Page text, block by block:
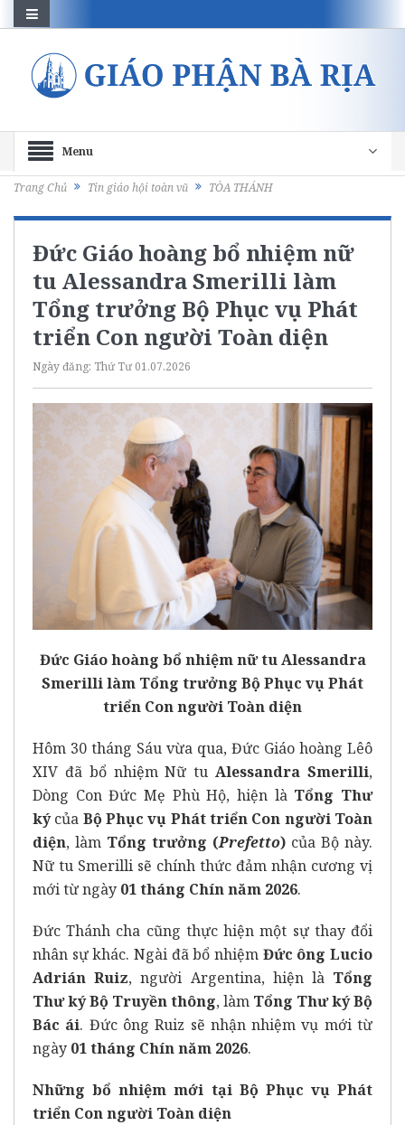
Menu
Trang Chủ Tin giáo hội toàn vũ TÒA THÁNH
Đức Giáo hoàng bổ nhiệm nữ
tu Alessandra Smerilli làm
Tổng trưởng Bộ Phục vụ Phát
triển Con người Toàn diện
Ngày đăng: Thứ Tư 01.07.2026
Đức Giáo hoàng bổ nhiệm nữ tu Alessandra
Smerilli làm Tổng trưởng Bộ Phục vụ Phát
triển Con người Toàn diện
Hôm 30 tháng Sáu vừa qua, Đức Giáo hoàng Lêô
XIV đã bổ nhiệm Nữ tuAlessandra Smerilli,
Dòng Con Đức Mẹ Phù Hộ, hiện là Tổng Thư
kýcủa Bộ Phục vụ Phát triển Con người Toàn
diện, làm Tổng trưởng (Prefetto) của Bộ này.
Nữ tu Smerilli sẽ chính thức đảm nhận cương vị
mới từ ngày 01 tháng Chín năm 2026.
Đức Thánh cha cũng thực hiện một sự thay đổi
nhân sự khác. Ngài đã bổ nhiệm Đức ông Lucio
Adrián Ruiz, người Argentina, hiện là Tổng
Thư ký Bộ Truyền thông, làm Tổng Thư ký Bộ
Bác ái. Đức ông Ruiz sẽ nhận nhiệm vụ mới từ
ngày 01 tháng Chín năm 2026.
Những bổ nhiệm mới tại Bộ Phục vụ Phát
triển Con người Toàn diện